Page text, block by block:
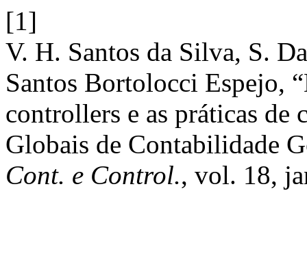
[1]
V. H. Santos da Silva, S.
Santos Bortolocci Espejo,
controllers e as práticas
Globais de Contabilidade
Cont. e Control., vol. 18,